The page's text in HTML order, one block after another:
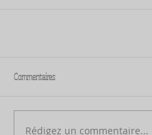
Commentaires
Rédigez un commentaire...